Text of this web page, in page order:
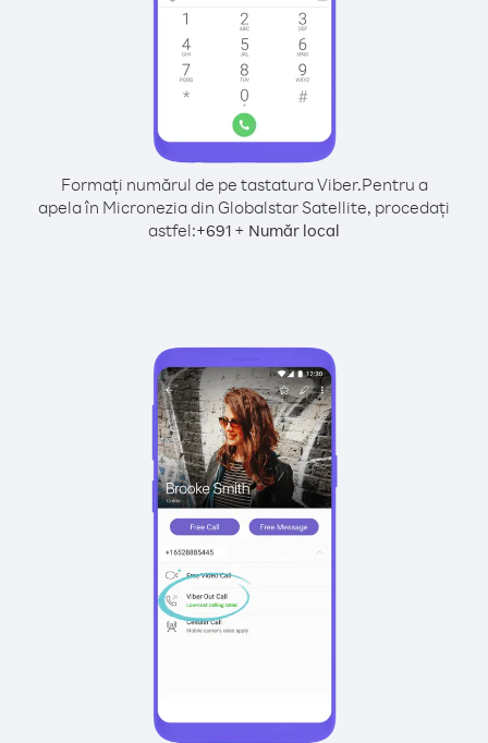
Formați numărul de pe tastatura Viber.Pentru a
apela în Micronezia din Globalstar Satellite, procedați
astfel:+691 + Număr local